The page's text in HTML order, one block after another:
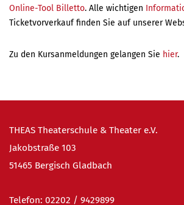
Online-Tool Billetto. Alle wichtigen
Ticketvorverkauf finden Sie auf unserer
Zu den Kursanmeldungen gelangen Sie hier.
THEAS Theaterschule & Theater e.V.
Jakobstraße 103
51465 Bergisch Gladbach
Telefon: 02202 / 9429899